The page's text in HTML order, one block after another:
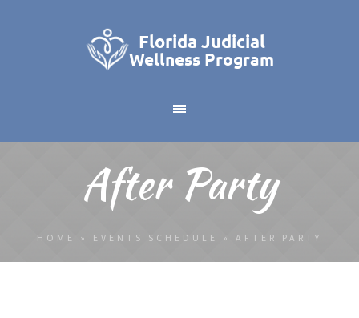
After Party
HOME » EVENTS SCHEDULE » AFTER PARTY